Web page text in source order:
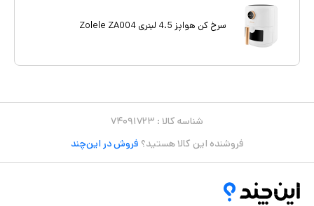
سرخ کن هواپز 4.5 لیتری Zolele ZA004
شناسه کالا : ۷۴۰۹۱۷۲۳
فروشنده این کالا هستید؟ فروش در این‌چند